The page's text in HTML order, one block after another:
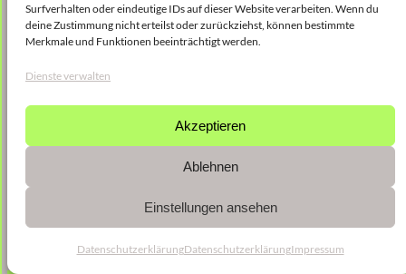
Surfverhalten oder eindeutige IDs auf dieser Website verarbeiten. Wenn du
deine Zustimmung nicht erteilst oder zurückziehst, können bestimmte
Merkmale und Funktionen beeinträchtigt werden.
Dienste verwalten
Akzeptieren
Ablehnen
Einstellungen ansehen
DatenschutzerklärungDatenschutzerklärungImpressum
Mondstrahlen bei Tage